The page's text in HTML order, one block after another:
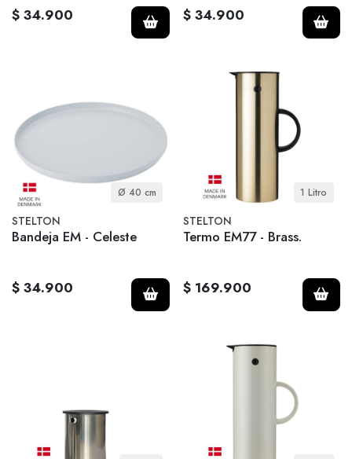
$ 34.900 $ 34.900
Ø 40 cm
STELTON
Bandeja EM - Celeste
$ 34.900
1 Litro
STELTON
Termo EM77 - Brass.
$ 169.900